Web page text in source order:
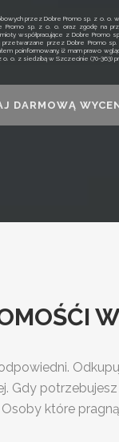
przez Dobre Promo sp. z o. o.
Promo sp. z o. o. oraz zgodę na
współpracujące z Dobre Promo
przez Dobre Promo
poinformowany, iż mam prawo
o. z siedzibą w Szczecinie (70-363)
Gdy
które